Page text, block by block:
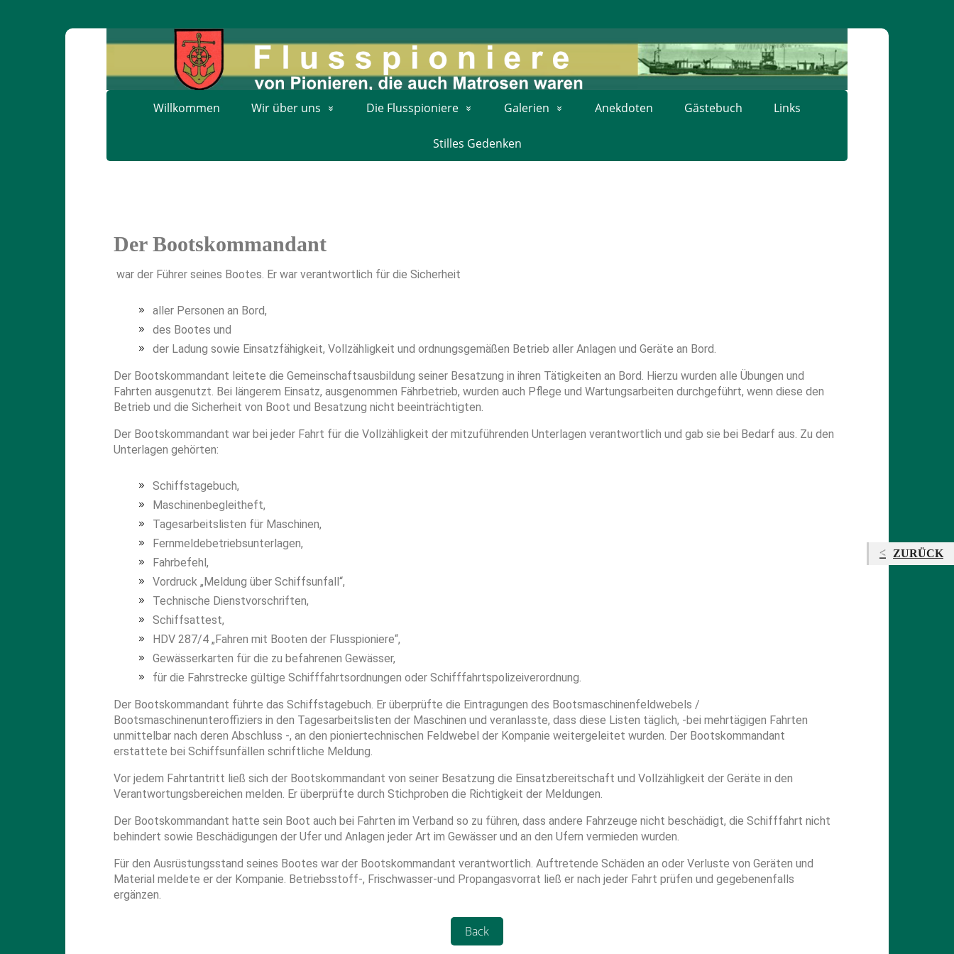
Willkommen Wir über uns Die Flusspioniere Galerien Anekdoten Gästebuch Links
Stilles Gedenken
Der Bootskommandant
war der Führer seines Bootes. Er war verantwortlich für die Sicherheit
aller Personen an Bord,
des Bootes und
der Ladung sowie Einsatzfähigkeit, Vollzähligkeit und ordnungsgemäßen Betrieb aller Anlagen und Geräte an Bord.
Der Bootskommandant leitete die Gemeinschaftsausbildung seiner Besatzung in ihren Tätigkeiten an Bord. Hierzu wurden alle Übungen und
Fahrten ausgenutzt. Bei längerem Einsatz, ausgenommen Fährbetrieb, wurden auch Pflege und Wartungsarbeiten durchgeführt, wenn diese den
Betrieb und die Sicherheit von Boot und Besatzung nicht beeinträchtigten.
Der Bootskommandant war bei jeder Fahrt für die Vollzähligkeit der mitzuführenden Unterlagen verantwortlich und gab sie bei Bedarf aus. Zu den
Unterlagen gehörten:
Schiffstagebuch,
Maschinenbegleitheft,
Tagesarbeitslisten für Maschinen,
Fernmeldebetriebsunterlagen,
Fahrbefehl,
Vordruck „Meldung über Schiffsunfall“,
Technische Dienstvorschriften,
Schiffsattest,
HDV 287/4 „Fahren mit Booten der Flusspioniere“,
Gewässerkarten für die zu befahrenen Gewässer,
für die Fahrstrecke gültige Schifffahrtsordnungen oder Schifffahrtspolizeiverordnung.
Der Bootskommandant führte das Schiffstagebuch. Er überprüfte die Eintragungen des Bootsmaschinenfeldwebels /
Bootsmaschinenunteroffiziers in den Tagesarbeitslisten der Maschinen und veranlasste, dass diese Listen täglich, -bei mehrtägigen Fahrten
unmittelbar nach deren Abschluss -, an den pioniertechnischen Feldwebel der Kompanie weitergeleitet wurden. Der Bootskommandant
erstattete bei Schiffsunfällen schriftliche Meldung.
Vor jedem Fahrtantritt ließ sich der Bootskommandant von seiner Besatzung die Einsatzbereitschaft und Vollzähligkeit der Geräte in den
Verantwortungsbereichen melden. Er überprüfte durch Stichproben die Richtigkeit der Meldungen.
Der Bootskommandant hatte sein Boot auch bei Fahrten im Verband so zu führen, dass andere Fahrzeuge nicht beschädigt, die Schifffahrt nicht
behindert sowie Beschädigungen der Ufer und Anlagen jeder Art im Gewässer und an den Ufern vermieden wurden.
Für den Ausrüstungsstand seines Bootes war der Bootskommandant verantwortlich. Auftretende Schäden an oder Verluste von Geräten und
Material meldete er der Kompanie. Betriebsstoff-, Frischwasser-und Propangasvorrat ließ er nach jeder Fahrt prüfen und gegebenenfalls
ergänzen.
ZURÜCK